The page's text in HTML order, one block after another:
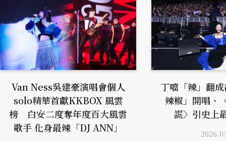
Van Ness吳建豪演唱會個人
solo精華首獻KKBOX 風雲
榜 白安二度奪年度百大風雲
歌手 化身最辣「DJ ANN」
丁噹「辣」翻
辣椒」開唱、
謊〉引史上